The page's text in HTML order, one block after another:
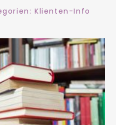
Klienten-Info